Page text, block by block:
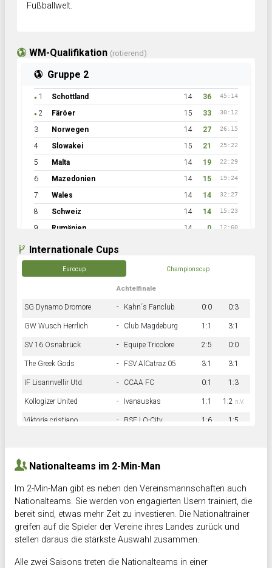
Fußballwelt.
WM-Qualifikation (rotierend)
Gruppe 2
● 1 Schottland 14 36 45:14
● 2 Färöer 15 33 30:12
3 Norwegen 14 27 26:15
4 Slowakei 15 21 25:22
5 Malta 14 19 22:29
6 Mazedonien 14 15 19:24
7 Wales 14 14 32:27
8 Schweiz 14 14 15:23
9 Rumänien 14 0 12:60
Internationale Cups
Eurocup Championscup
Achtelfinale
SG Dynamo Dromore - Kahn´s Fanclub 0:0 0:3
GW Wusch Herrlich - Club Magdeburg 1:1 3:1
SV 16 Osnabrück - Equipe Tricolore 2:5 0:0
The Greek Gods - FSV AlCatraz 05 3:1 3:1
IF Lisannvellir Utd. - CCAA FC 0:1 1:3
Kollogizer United - Ivanauskas 1:1 1:2 n.V.
Viktoria cristiano - BSF LO-City 1:6 1:5
Nationalteams im 2-Min-Man
Im 2-Min-Man gibt es neben den Vereinsmannschaften auch
Nationalteams. Sie werden von engagierten Usern trainiert, die
bereit sind, etwas mehr Zeit zu investieren. Die Nationaltrainer
greifen auf die Spieler der Vereine ihres Landes zurück und
stellen daraus die stärkste Auswahl zusammen.
Alle zwei Saisons treten die Nationalteams in einer